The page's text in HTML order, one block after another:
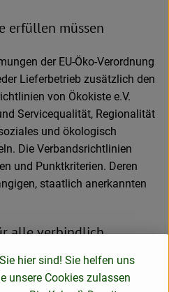
erfüllen müssen
der EU-Öko-Verordnung
Lieferbetrieb zusätzlich den
von Ökokiste e.V.
Servicequalität, Regionalität
und ökologisch
Die Verbandsrichtlinien
und Punktkriterien. Deren
staatlich anerkannten
alle verbindlich
sämtliche Ausschlusskriterien
Liste ist lang. Hier ein paar
hier sind! Sie helfen uns
unsere Cookies zulassen